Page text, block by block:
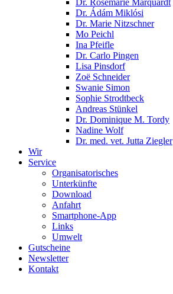
Dr. Rosemarie Marquardt
Dr. Ádám Miklósi
Dr. Marie Nitzschner
Mo Peichl
Ina Pfeifle
Dr. Carlo Pingen
Lisa Pinsdorf
Zoë Schneider
Swanie Simon
Sophie Strodtbeck
Andreas Stünkel
Dr. Dominique M. Tordy
Nadine Wolf
Dr. med. vet. Jutta Ziegler
Wir
Service
Organisatorisches
Unterkünfte
Download
Anfahrt
Smartphone-App
Links
Umwelt
Gutscheine
Newsletter
Kontakt